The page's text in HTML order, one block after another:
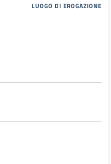
LUOGO DI EROGAZIONE